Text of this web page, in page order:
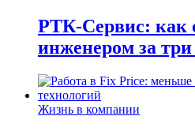
РТК-Сервис: как
инженером за
Жизнь в компании